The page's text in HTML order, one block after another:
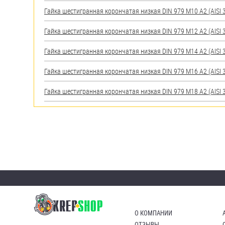
Пробки
Саморезы и шурупы
Стопорные кольца
Такелаж
Штифты и пальцы
Гайка шестигранная корончатая низкая DIN 979 М10 А2 (AISI
Гайка шестигранная корончатая низкая DIN 979 М12 А2 (AISI
Гайка шестигранная корончатая низкая DIN 979 М14 А2 (AISI
Гайка шестигранная корончатая низкая DIN 979 М16 А2 (AISI
Гайка шестигранная корончатая низкая DIN 979 М18 А2 (AISI
О КОМПАНИИ